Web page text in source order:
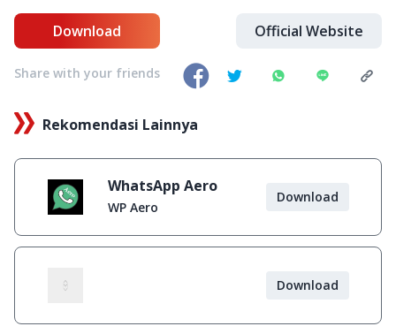
Download Official Website
Share with your friends
Rekomendasi Lainnya
WhatsApp Aero
WP Aero
Download
Download